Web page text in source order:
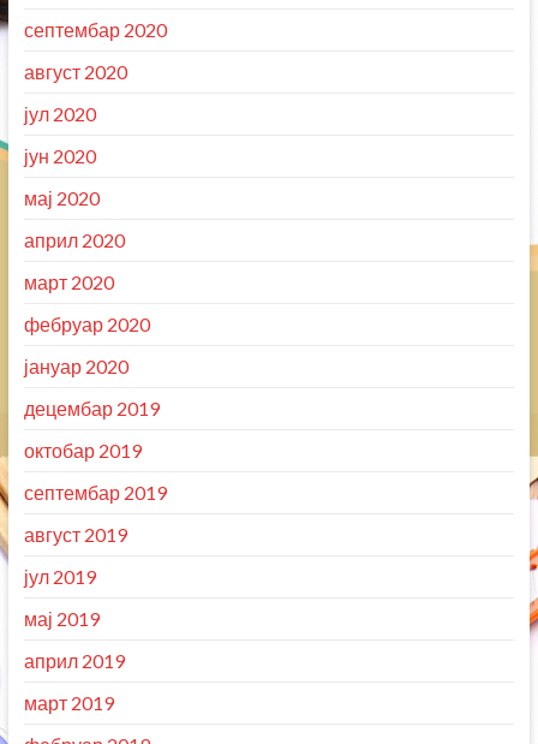
септембар 2020
август 2020
јул 2020
јун 2020
мај 2020
април 2020
март 2020
фебруар 2020
јануар 2020
децембар 2019
октобар 2019
септембар 2019
август 2019
јул 2019
мај 2019
април 2019
март 2019